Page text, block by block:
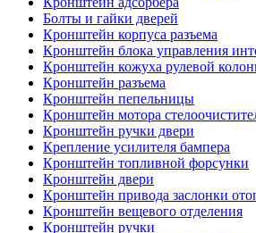
Болты и гайки дверей
Кронштейн корпуса разъема
Кронштейн блока управления
Кронштейн кожуха рулевой
Кронштейн разъема
Кронштейн пепельницы
Кронштейн мотора
Кронштейн ручки двери
Крепление усилителя бампера
Кронштейн топливной форсунки
Кронштейн двери
Кронштейн привода заслонки
Кронштейн вещевого отделения
Кронштейн ручки